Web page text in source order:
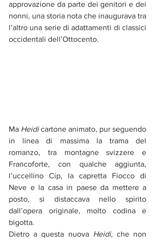
approvazione da parte dei genitori e dei
nonni, una storia nota che inaugurava tra
l’altro una serie di adattamenti di classici
occidentali dell’Ottocento.
Ma Heidi cartone animato, pur seguendo
in linea di massima la trama del
romanzo, tra montagne svizzere e
Francoforte, con qualche aggiunta,
l’uccellino Cip, la capretta Fiocco di
Neve e la casa in paese da mettere a
posto, si distaccava nello spirito
dall’opera originale, molto codina e
bigotta.
Dietro a questa nuova Heidi, che non